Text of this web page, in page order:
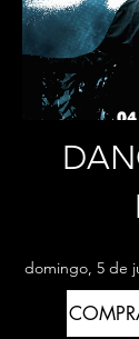
domingo, 5 de